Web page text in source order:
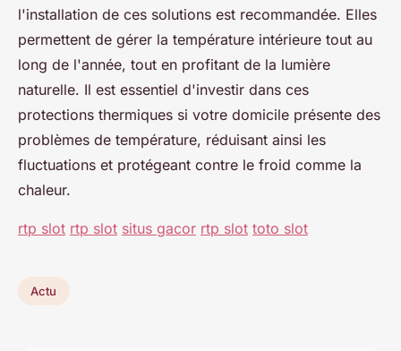
l'installation de ces solutions est recommandée. Elles
permettent de gérer la température intérieure tout au
long de l'année, tout en profitant de la lumière
naturelle. Il est essentiel d'investir dans ces
protections thermiques si votre domicile présente des
problèmes de température, réduisant ainsi les
fluctuations et protégeant contre le froid comme la
chaleur.
rtp slot rtp slot situs gacor rtp slot toto slot
Actu